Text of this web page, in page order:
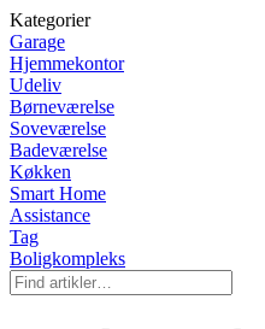
Kategorier
Garage
Hjemmekontor
Udeliv
Børneværelse
Soveværelse
Badeværelse
Køkken
Smart Home
Assistance
Tag
Boligkompleks